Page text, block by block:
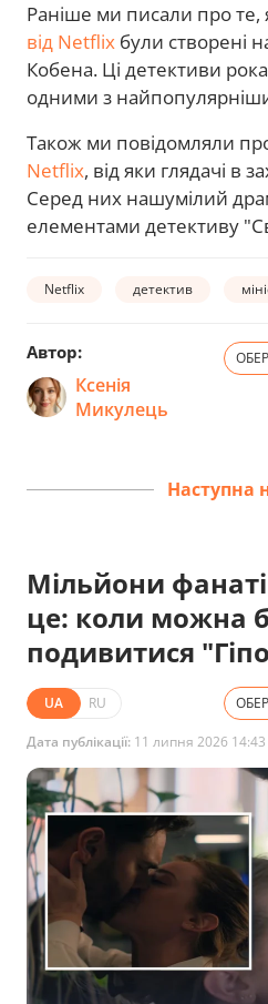
Раніше ми писали про те,
від Netflix були створені
Кобена. Ці детективи
одними з
Також ми повідомляли
Netflix, від яки глядачі в
Серед них нашумілий
елементами детективу
Netflix детектив
Автор:
Ксенія
Микулець
Наступна
Мільйони
це: коли можна
подивитися
UA RU
Дата публікації: 11 липня 2026 14:43